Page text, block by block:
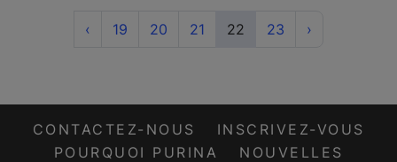
‹ Previous
19 20 21 22(current)
23 ›Next
CONTACTEZ-NOUS
INSCRIVEZ-VOUS
POURQUOI PURINA
NOUVELLES